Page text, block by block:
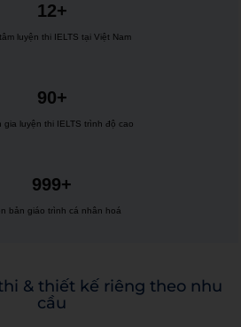
12+
luyện thi IELTS tại Việt Nam
90+
gia luyện thi IELTS trình độ cao
999+
bản giáo trình cá nhân hoá
& thiết kế riêng theo nhu
cầu